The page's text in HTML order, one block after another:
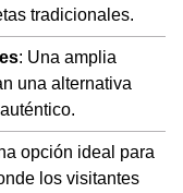
tradicionales.
: Una amplia
una alternativa
opción ideal para
los visitantes